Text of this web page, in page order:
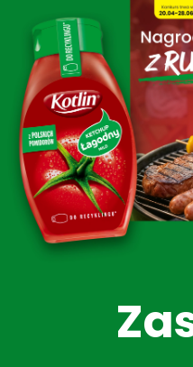
treści